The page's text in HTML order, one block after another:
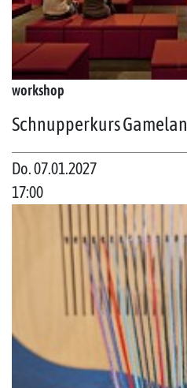
workshop
Schnupperkurs Gamelan
Do. 07.01.2027
17:00